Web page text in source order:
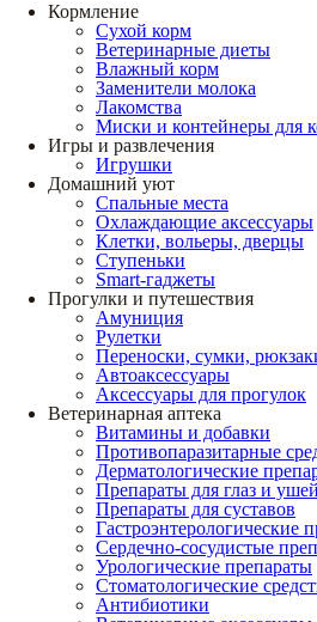
Кормление
Сухой корм
Ветеринарные диеты
Влажный корм
Заменители молока
Лакомства
Миски и контейнеры для
Игры и развлечения
Игрушки
Домашний уют
Спальные места
Охлаждающие аксессуары
Клетки, вольеры, дверцы
Ступеньки
Smart-гаджеты
Прогулки и путешествия
Амуниция
Рулетки
Переноски, сумки,
Автоаксессуары
Аксессуары для прогулок
Ветеринарная аптека
Витамины и добавки
Противопаразитарные
Дерматологические
Препараты для глаз и ушей
Препараты для суставов
Гастроэнтерологические
Сердечно-сосудистые
Урологические препараты
Стоматологические
Антибиотики